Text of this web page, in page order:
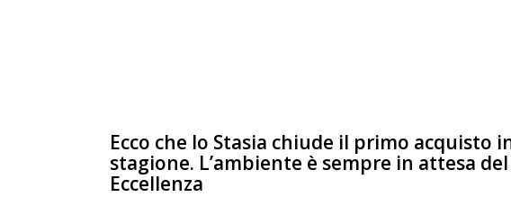
Ecco che lo Stasia chiude il primo acquisto
stagione. L’ambiente è sempre in attesa
Eccellenza